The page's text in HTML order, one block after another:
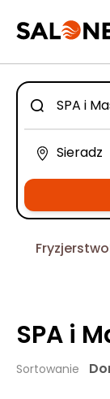
Fryzjerstwo
SPA i
Sortowanie